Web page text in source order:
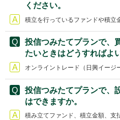
ください。
積立を行っているファンドや積立
投信つみたてプランで、
たいときはどうすればよ
オンライントレード（日興イージ
投信つみたてプランで、
はできますか。
積み立てファンド、積立金額、支